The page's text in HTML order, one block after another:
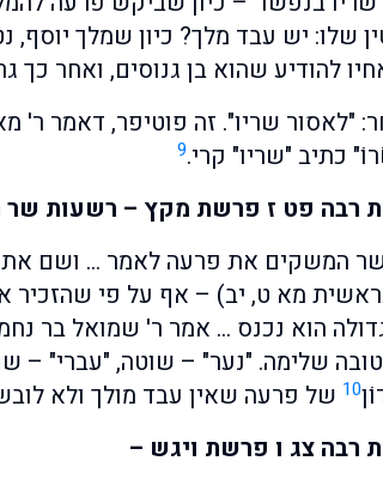
שלו: יש עבד מלך? כיון שמלך יוסף,
להודיע שהוא בן גנוסים, ואחר כך
"לאסור שריו". זה פוטיפר, דאמר ר'
כתיב "שריו" קרי.9
רבה פט ז פרשת מקץ – רשעות
שר המשקים את פרעה לאמר … ושם
מא ט, יב) – אף על פי שהזכיר
הוא נכנס … אמר ר' שמואל בר
שלימה. "נער" – שוטה, "עברי" –
10 של פרעה שאין עבד מולך ולא
רבה צג ו פרשת ויגש –